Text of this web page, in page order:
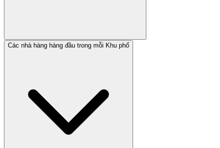
Các nhà hàng hàng đầu trong mỗi Khu phố